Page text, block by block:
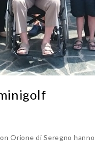
Orione di Seregno